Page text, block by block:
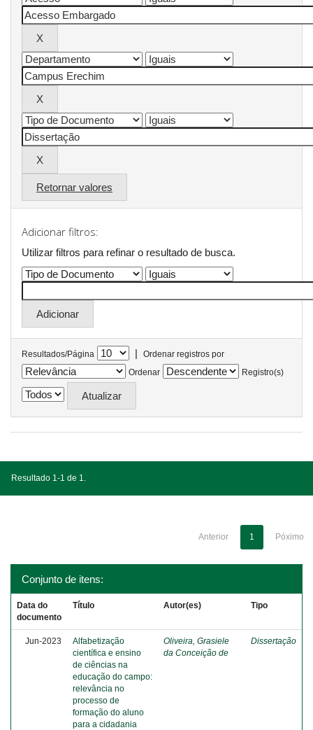
Retornar valores
Adicionar filtros:
Utilizar filtros para refinar o resultado de busca.
Resultados/Página |
Ordenar registros por
Ordenar
Registro(s)
Resultado 1-1 de 1.
Anterior 1 Póximo
Conjunto de itens:
Data do
documento
Título Autor(es) Tipo
Jun-2023
Alfabetização
científica e ensino
de ciências na
educação do campo:
relevância no
processo de
formação do aluno
para a cidadania
Oliveira, Grasiele
da Conceição de
Dissertação